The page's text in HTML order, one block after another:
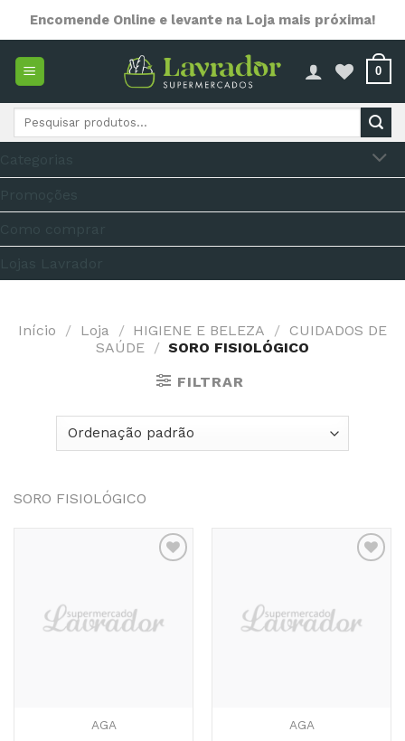
content
Encomende Online e levante na Loja mais próxima!
0
Pesquisar
Início / Loja / HIGIENE E BELEZA / CUIDADOS DE
SAÚDE
/ SORO FISIOLÓGICO
FILTRAR
SORO FISIOLÓGICO
Favoritos
AGA
Favoritos
AGA